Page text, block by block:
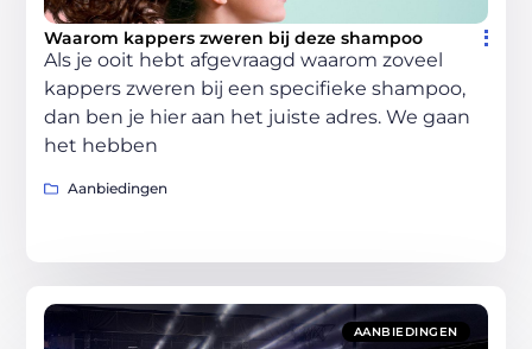
Waarom kappers zweren bij deze shampoo
Als je ooit hebt afgevraagd waarom zoveel
kappers zweren bij een specifieke shampoo,
dan ben je hier aan het juiste adres. We gaan
het hebben
Aanbiedingen
AANBIEDINGEN